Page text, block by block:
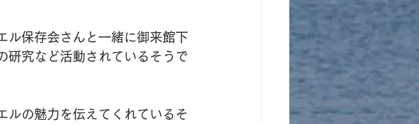
ル保存会さんと一緒に御来館下
研究など活動されているそうで
ルの魅力を伝えてくれているそ